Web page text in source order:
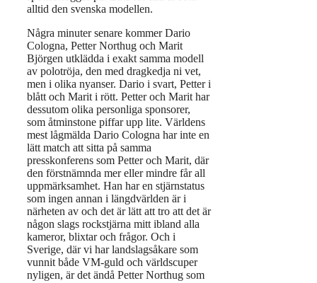
alltid den svenska modellen.
Några minuter senare kommer Dario
Cologna, Petter Northug och Marit
Björgen utklädda i exakt samma modell
av polotröja, den med dragkedja ni vet,
men i olika nyanser. Dario i svart, Petter i
blått och Marit i rött. Petter och Marit har
dessutom olika personliga sponsorer,
som åtminstone piffar upp lite. Världens
mest lågmälda Dario Cologna har inte en
lätt match att sitta på samma
presskonferens som Petter och Marit, där
den förstnämnda mer eller mindre får all
uppmärksamhet. Han har en stjärnstatus
som ingen annan i längdvärlden är i
närheten av och det är lätt att tro att det är
någon slags rockstjärna mitt ibland alla
kameror, blixtar och frågor. Och i
Sverige, där vi har landslagsåkare som
vunnit både VM-guld och världscuper
nyligen, är det ändå Petter Northug som